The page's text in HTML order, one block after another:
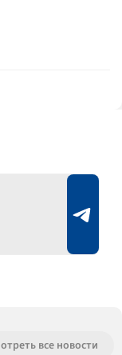
все новости